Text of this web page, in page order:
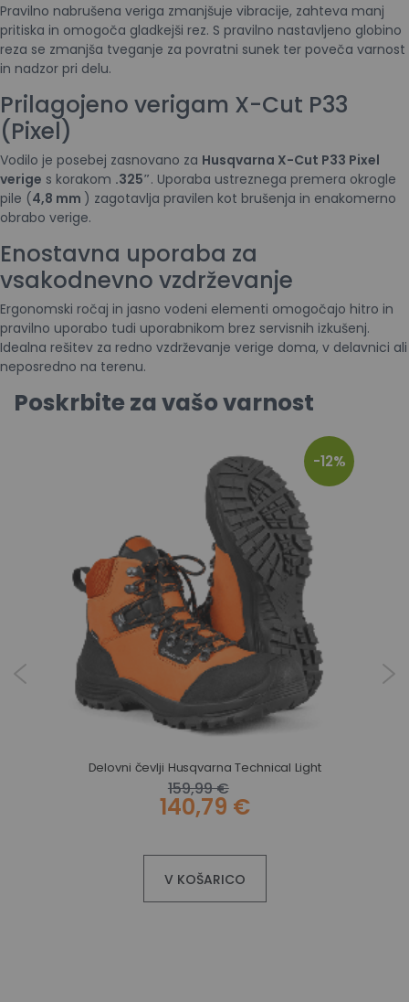
Pravilno nabrušena veriga zmanjšuje vibracije, zahteva manj
pritiska in omogoča gladkejši rez. S pravilno nastavljeno globino
reza se zmanjša tveganje za povratni sunek ter poveča varnost
in nadzor pri delu.
Prilagojeno verigam X-Cut P33
(Pixel)
Vodilo je posebej zasnovano za Husqvarna X-Cut P33 Pixel
verige s korakom .325″. Uporaba ustreznega premera okrogle
pile (4,8 mm ) zagotavlja pravilen kot brušenja in enakomerno
obrabo verige.
Enostavna uporaba za
vsakodnevno vzdrževanje
Ergonomski ročaj in jasno vodeni elementi omogočajo hitro in
pravilno uporabo tudi uporabnikom brez servisnih izkušenj.
Idealna rešitev za redno vzdrževanje verige doma, v delavnici ali
neposredno na terenu.
Poskrbite za vašo varnost
-12%
Delovni čevlji Husqvarna Technical Light
159,99 €
140,79 €
V KOŠARICO